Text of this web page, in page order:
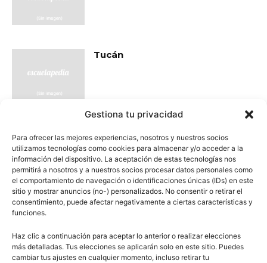
Gestiona tu privacidad
Para ofrecer las mejores experiencias, nosotros y nuestros socios
utilizamos tecnologías como cookies para almacenar y/o acceder a la
información del dispositivo. La aceptación de estas tecnologías nos
permitirá a nosotros y a nuestros socios procesar datos personales como
el comportamiento de navegación o identificaciones únicas (IDs) en este
sitio y mostrar anuncios (no-) personalizados. No consentir o retirar el
consentimiento, puede afectar negativamente a ciertas características y
funciones.
Haz clic a continuación para aceptar lo anterior o realizar elecciones
más detalladas. Tus elecciones se aplicarán solo en este sitio. Puedes
cambiar tus ajustes en cualquier momento, incluso retirar tu
Tucán
- Publicidad -